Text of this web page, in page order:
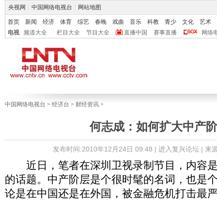
央视网 中国网络电视台 网站地图
首页 新闻 经济 体育 综艺 春晚 戏曲 音乐 科教 青少 文化
艺术
电视
频道大全 栏目大全 节目大全 直播中国 赛事直播 网络
中国网络电视台 > 经济台 > 财经资讯 >
何志成：如何扩大中产
发布时间:2010年12月24日 09:48 | 进入复兴论坛| 来
近日，笔者在深圳卫视录制节目，内容
的话题。中产阶层是个很时髦的名词，也是
论是在中国还是在外国，被金融危机打击最